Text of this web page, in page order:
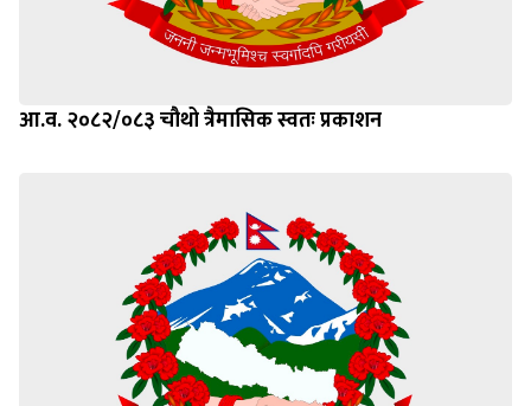
आ.व. २०८२/०८३ चौथो त्रैमासिक स्वतः प्रकाशन